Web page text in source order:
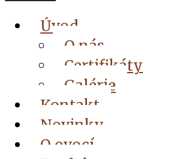
Úvod
O nás
Certifikáty
Galérie
Kontakt
Novinky
O ovocí